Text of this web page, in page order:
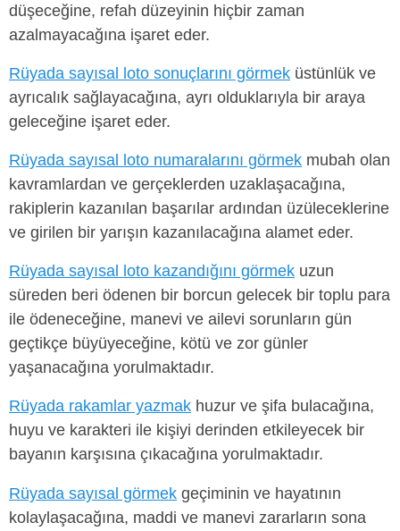
düşeceğine, refah düzeyinin hiçbir zaman
azalmayacağına işaret eder.
Rüyada sayısal loto sonuçlarını görmek üstünlük ve
ayrıcalık sağlayacağına, ayrı olduklarıyla bir araya
geleceğine işaret eder.
Rüyada sayısal loto numaralarını görmek mubah olan
kavramlardan ve gerçeklerden uzaklaşacağına,
rakiplerin kazanılan başarılar ardından üzüleceklerine
ve girilen bir yarışın kazanılacağına alamet eder.
Rüyada sayısal loto kazandığını görmek uzun
süreden beri ödenen bir borcun gelecek bir toplu para
ile ödeneceğine, manevi ve ailevi sorunların gün
geçtikçe büyüyeceğine, kötü ve zor günler
yaşanacağına yorulmaktadır.
Rüyada rakamlar yazmak huzur ve şifa bulacağına,
huyu ve karakteri ile kişiyi derinden etkileyecek bir
bayanın karşısına çıkacağına yorulmaktadır.
Rüyada sayısal görmek geçiminin ve hayatının
kolaylaşacağına, maddi ve manevi zararların sona